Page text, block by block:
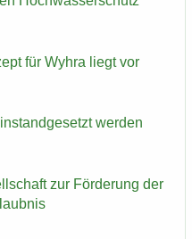
für Wyhra liegt vor
wer­den
zur För­de­rung der